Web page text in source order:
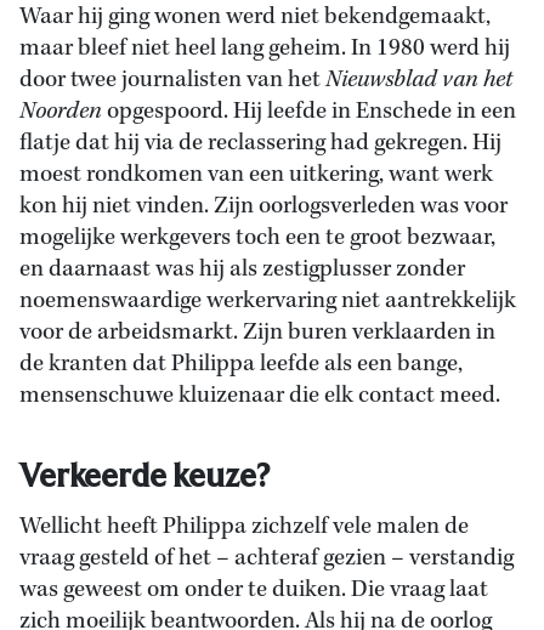
Waar hij ging wonen werd niet bekendgemaakt,
maar bleef niet heel lang geheim. In 1980 werd hij
door twee journalisten van hetNieuwsblad van het
Noordenopgespoord. Hij leefde in Enschede in een
flatje dat hij via de reclassering had gekregen. Hij
moest rondkomen van een uitkering, want werk
kon hij niet vinden. Zijn oorlogsverleden was voor
mogelijke werkgevers toch een te groot bezwaar,
en daarnaast was hij als zestigplusser zonder
noemenswaardige werkervaring niet aantrekkelijk
voor de arbeidsmarkt. Zijn buren verklaarden in
de kranten dat Philippa leefde als een bange,
mensenschuwe kluizenaar die elk contact meed.
Verkeerde keuze?
Wellicht heeft Philippa zichzelf vele malen de
vraag gesteld of het – achteraf gezien – verstandig
was geweest om onder te duiken. Die vraag laat
zich moeilijk beantwoorden. Als hij na de oorlog